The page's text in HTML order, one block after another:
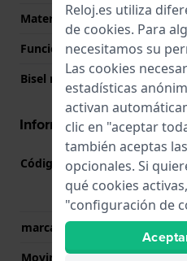
Material del bisel
Función del bisel
Bisel rotatorio
Información del
Código de Movimiento
marca del movimiento
Movimiento suizo
Reloj.es utiliza
de cookies. Para
necesitamos su
Las cookies
estadísticas
activan
clic en "aceptar
también aceptas
opcionales. Si
qué cookies
"configuración de